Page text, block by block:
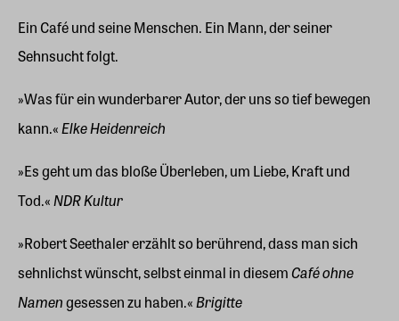
Ein Café und seine Menschen. Ein Mann, der seiner
Sehnsucht folgt.
»Was für ein wunderbarer Autor, der uns so tief bewegen
kann.«Elke Heidenreich
»Es geht um das bloße Überleben, um Liebe, Kraft und
Tod.«NDR Kultur
»Robert Seethaler erzählt so berührend, dass man sich
sehnlichst wünscht, selbst einmal in diesemCafé ohne
Namengesessen zu haben.«Brigitte